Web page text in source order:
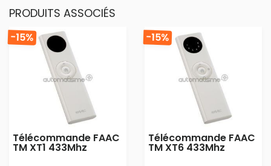
PRODUITS ASSOCIÉS
Télécommande FAAC
TM XT1 433Mhz
-15%
Télécommande FAAC
TM XT6 433Mhz
-15%